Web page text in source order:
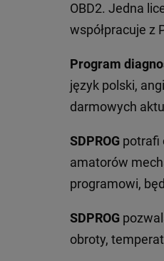
OBD2. Jedna
współpracuje z
Program
język polski,
darmowych
SDPROG potrafi
amatorów
programowi,
SDPROG
obroty,